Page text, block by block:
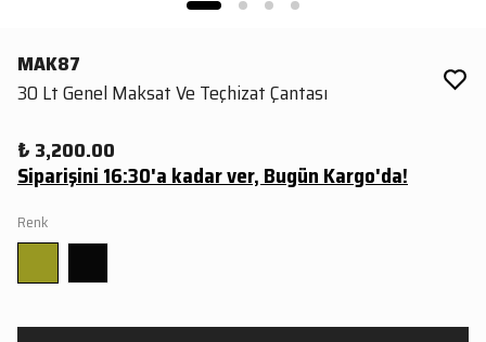
MAK87
30 Lt Genel Maksat Ve Teçhizat Çantası
₺ 3,200.00
Siparişini 16:30'a kadar ver, Bugün Kargo'da!
Renk